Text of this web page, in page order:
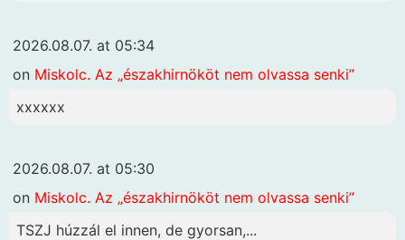
2026.08.07. at 05:34
on Miskolc. Az „északhirnököt nem olvassa senki”
xxxxxx
2026.08.07. at 05:30
on Miskolc. Az „északhirnököt nem olvassa senki”
TSZJ húzzál el innen, de gyorsan,...